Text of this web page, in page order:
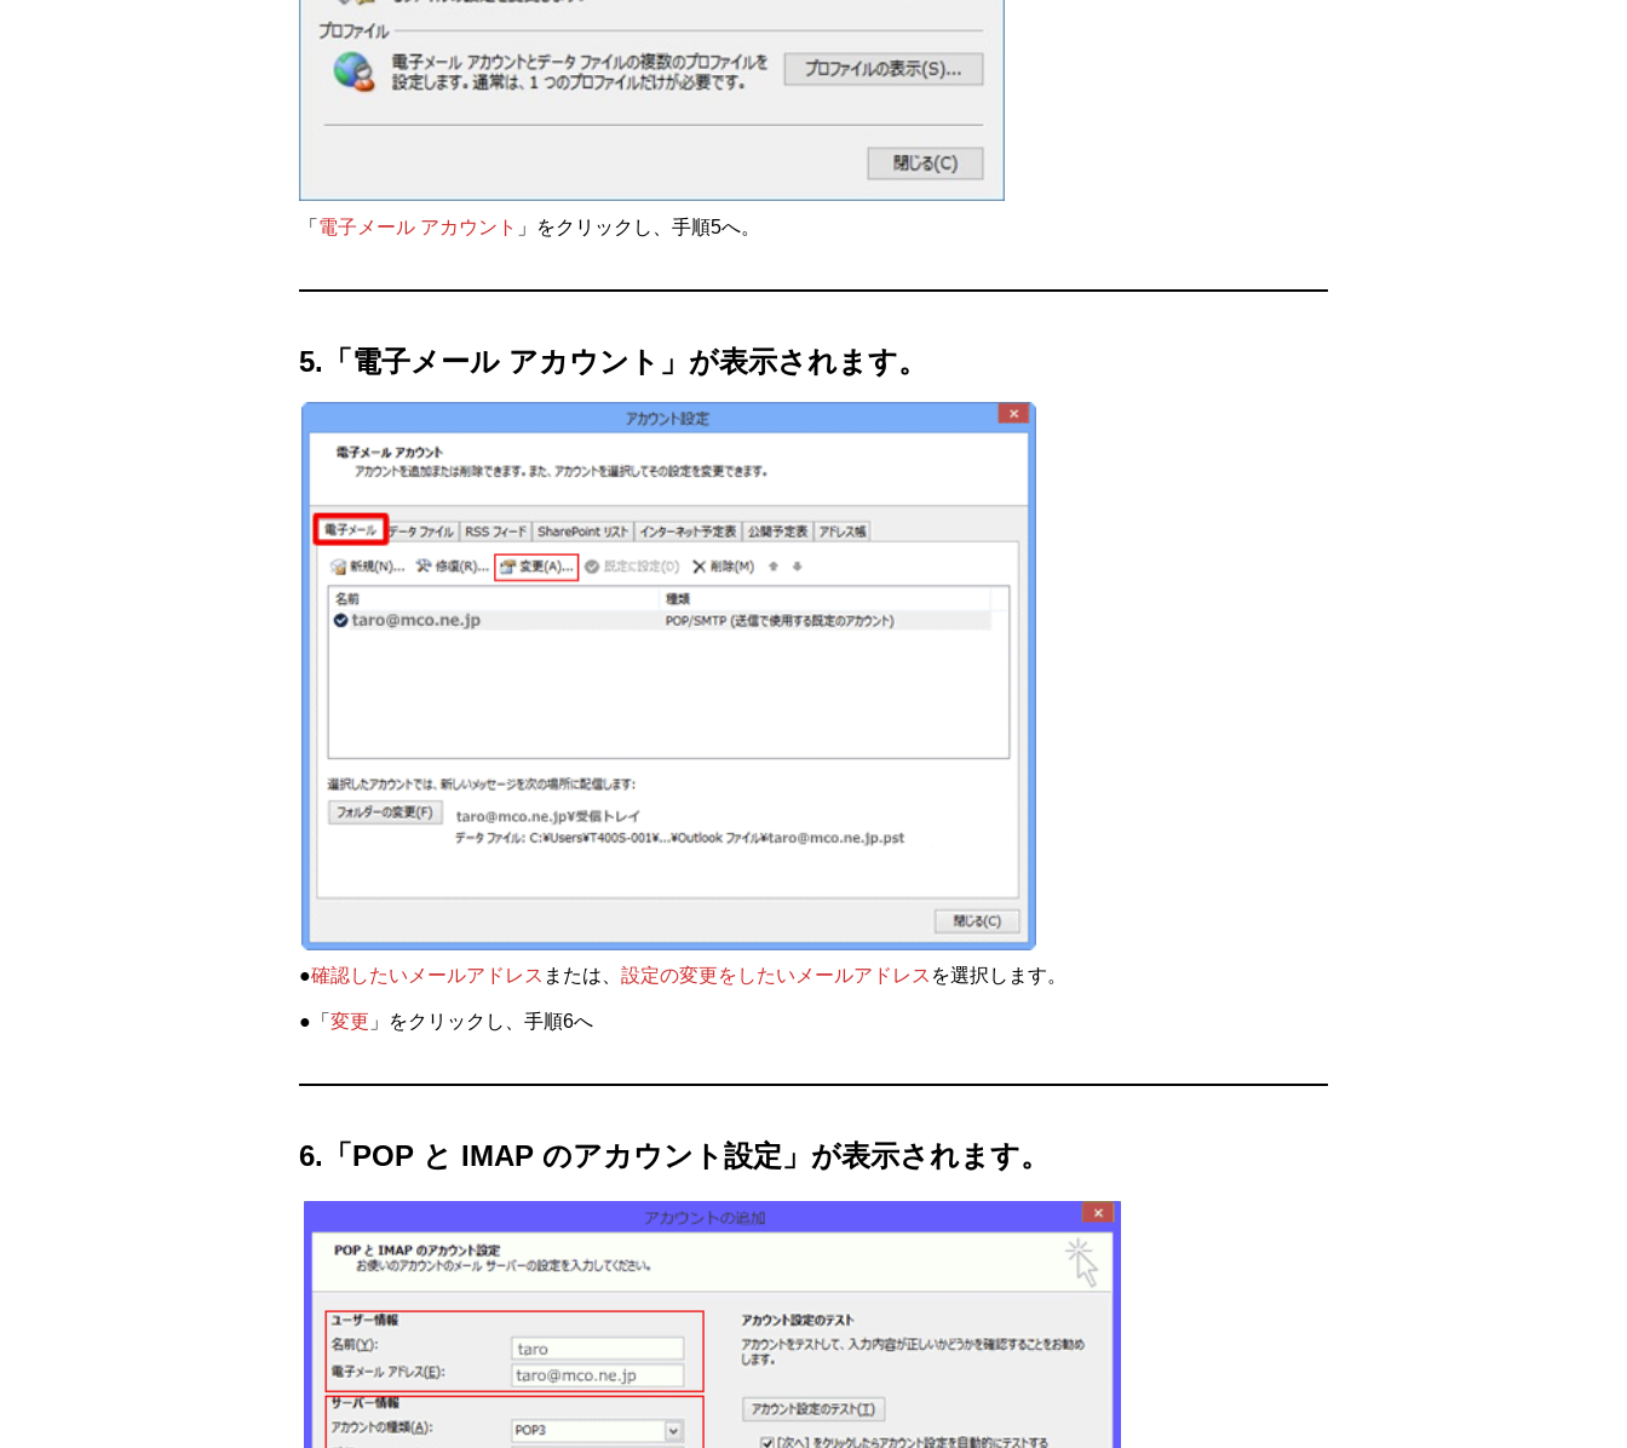
「 電子メール アカウント 」をクリックし、手順5へ。
5.「電子メール アカウント」が表示されます。
●確認したいメールアドレス または、 設定の変更をしたいメールアドレス を選択します。
●「 変更 」をクリックし、手順6へ
6.「POP と IMAP のアカウント設定」が表示されます。